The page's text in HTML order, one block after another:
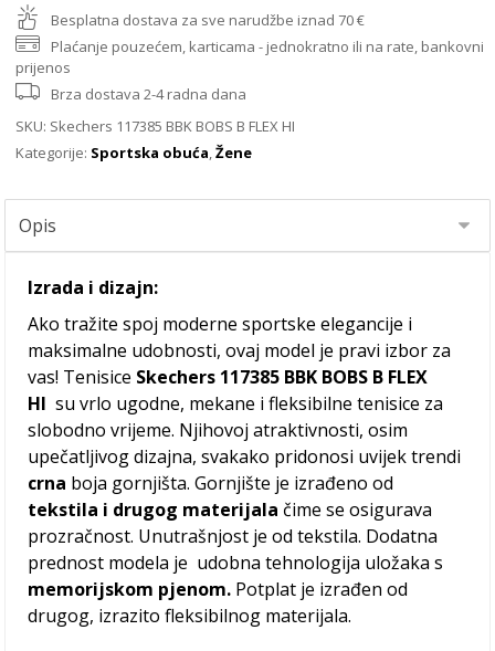
Besplatna dostava za sve narudžbe iznad 70 €
Plaćanje pouzećem, karticama - jednokratno ili na rate, bankovni
prijenos
Brza dostava 2-4 radna dana
SKU: Skechers 117385 BBK BOBS B FLEX HI
Kategorije: Sportska obuća,Žene
Izrada i dizajn:
Ako tražite spoj moderne sportske elegancije i
maksimalne udobnosti, ovaj model je pravi izbor za
vas! Tenisice Skechers 117385 BBK BOBS B FLEX
HI su vrlo ugodne, mekane i fleksibilne tenisice za
slobodno vrijeme. Njihovoj atraktivnosti, osim
upečatljivog dizajna, svakako pridonosi uvijek trendi
crna boja gornjišta. Gornjište je izrađeno od
tekstila i drugog materijala čime se osigurava
prozračnost. Unutrašnjost je od tekstila. Dodatna
prednost modela je udobna tehnologija uložaka s
memorijskom pjenom. Potplat je izrađen od
drugog, izrazito fleksibilnog materijala.